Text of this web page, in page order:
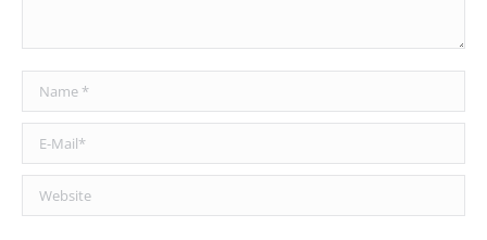
Name *
E-Mail *
Website